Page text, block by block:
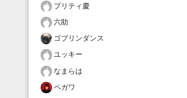
プリティ慶
六助
ゴブリンダンス
ユッキー
なまらは
ペガワ